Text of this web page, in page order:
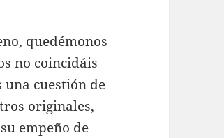
quedémonos
no coincidáis
una cuestión de
originales,
empeño de